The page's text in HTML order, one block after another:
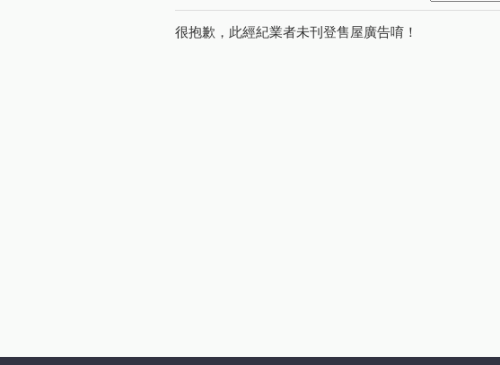
同慶路(1) 上海路(1) 德育路二段(1) 民權路
復旦路二段(1) 高鵬路 (1) 新富街
很抱歉，此經紀業者未刊登售屋廣告唷！